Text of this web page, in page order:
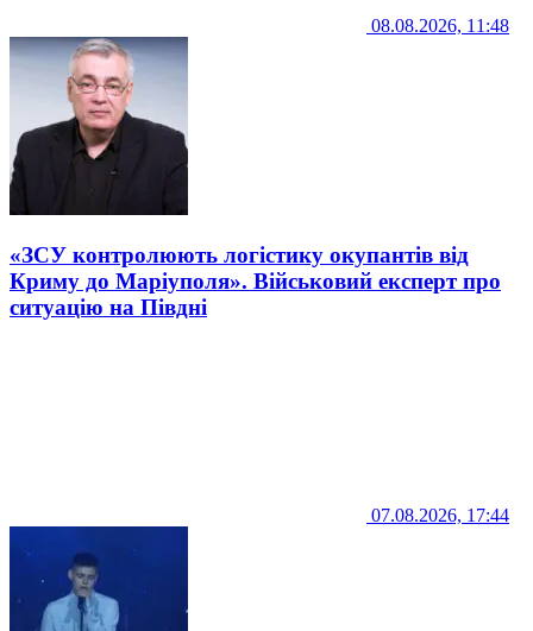
08.08.2026, 11:48
«ЗСУ контролюють логістику окупантів від
Криму до Маріуполя». Військовий експерт про
ситуацію на Півдні
07.08.2026, 17:44